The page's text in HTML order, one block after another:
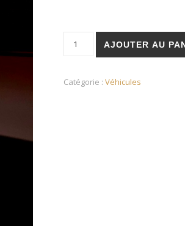
quantité de Veilleuse Pelle
AJOUTER AU
Catégorie :Véhicules